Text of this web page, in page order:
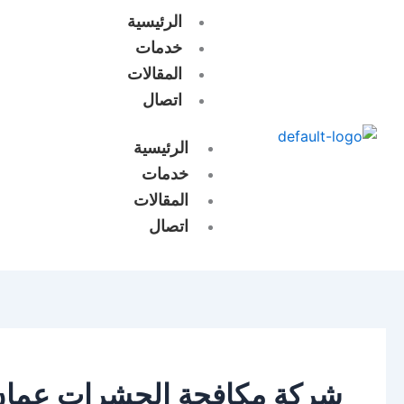
الرئيسية
خدمات
المقالات
اتصال
الرئيسية
خدمات
المقالات
اتصال
شركة مكافحة الحشرات